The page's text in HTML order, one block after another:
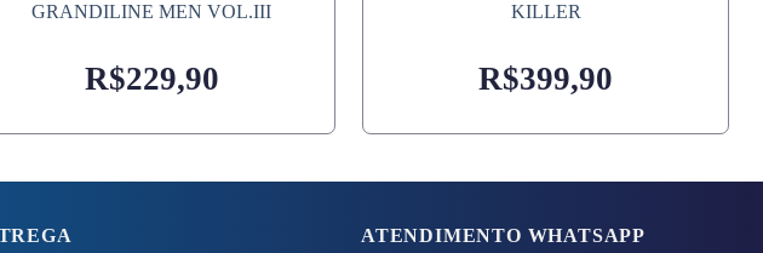
GRANDILINE MEN VOL.III
R$229,90
KILLER
R$399,90
ATENDIMENTO WHATSAPP